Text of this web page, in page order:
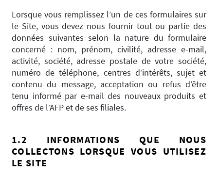
Lorsque vous remplissez l’un de ces formulaires sur
le Site, vous devez nous fournir tout ou partie des
données suivantes selon la nature du formulaire
concerné : nom, prénom, civilité, adresse e-mail,
activité, société, adresse postale de votre société,
numéro de téléphone, centres d’intérêts, sujet et
contenu du message, acceptation ou refus d’être
tenu informé par e-mail des nouveaux produits et
offres de l’AFP et de ses filiales.
1.2 INFORMATIONS QUE NOUS
COLLECTONS LORSQUE VOUS UTILISEZ
LE SITE